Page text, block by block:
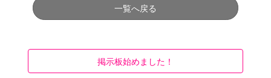
一覧へ戻る
掲示板始めました！